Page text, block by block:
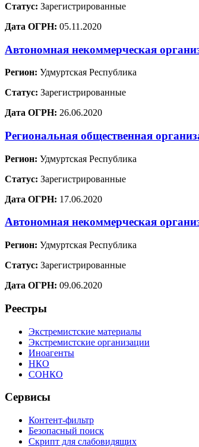
Статус: Зарегистрированные
Дата ОГРН: 05.11.2020
Автономная некоммерческая
Регион: Удмуртская Республика
Статус: Зарегистрированные
Дата ОГРН: 26.06.2020
Региональная общественная
Регион: Удмуртская Республика
Статус: Зарегистрированные
Дата ОГРН: 17.06.2020
Автономная некоммерческая
Регион: Удмуртская Республика
Статус: Зарегистрированные
Дата ОГРН: 09.06.2020
Реестры
Экстремистские материалы
Экстремистские организации
Иноагенты
НКО
СОНКО
Сервисы
Контент-фильтр
Безопасный поиск
Скрипт для слабовидящих